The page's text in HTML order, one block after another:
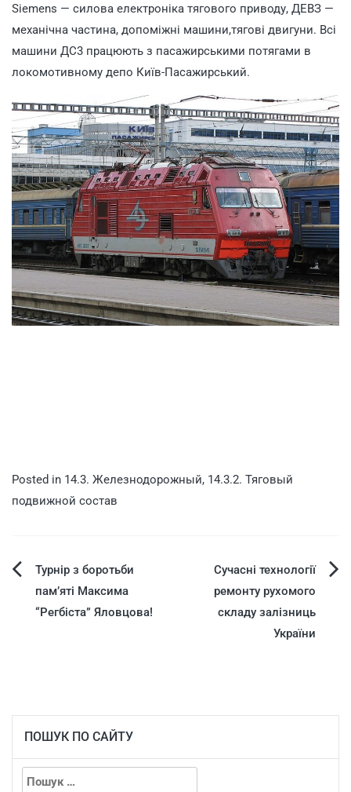
Siemens — силова електроніка тягового приводу, ДЕВЗ —
механічна частина, допоміжні машини,тягові двигуни. Всі
машини ДС3 працюють з пасажирськими потягами в
локомотивному депо Київ-Пасажирський.
Posted in 14.3. Железнодорожный, 14.3.2. Тяговый
подвижной состав
Турнір з боротьби
пам’яті Максима
“Регбіста” Яловцова!
Сучасні технології
ремонту рухомого
складу залізниць
України
ПОШУК ПО САЙТУ